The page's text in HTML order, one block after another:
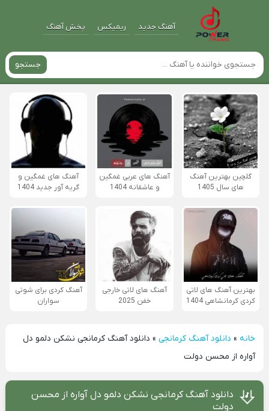
آهنگ جدید ریمیکس پخش آهنگ
جستجو
گلچین بهترین آهنگ
های سال 1405
آهنگ های عربی غمگین
و عاشقانه 1404
آهنگ های غمگین و
گریه آور جدید 1404
بهترین آهنگ های لاتی
کردی کرمانشاهی 1404
آهنگ های لاتی خارجی
خفن 2025
آهنگ کردی برای شوتی
سواران
خانه» دانلود آهنگ کرمانجی» دانلود آهنگ کرمانجی نشکن دلمو دل
آواره از محسن دولت
دانلود آهنگ کرمانجی نشکن دلمو دل آواره از محسن
دولت